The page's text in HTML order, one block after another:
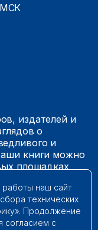
МСК
издателей и
о
и
книги можно
площадках
работы наш сайт
технических
Продолжение
согласием с